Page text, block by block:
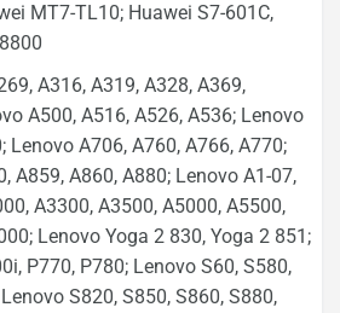
MT7-TL10; Huawei S7-601C,
A316, A319, A328, A369,
A500, A516, A526, A536; Lenovo
Lenovo A706, A760, A766, A770;
A859, A860, A880; Lenovo A1-07,
A3300, A3500, A5000, A5500,
Lenovo Yoga 2 830, Yoga 2 851;
P770, P780; Lenovo S60, S580,
S820, S850, S860, S880,